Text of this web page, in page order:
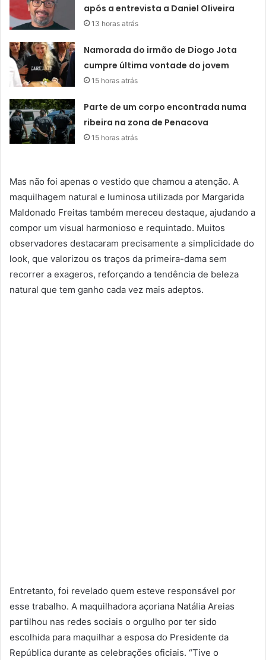
após a entrevista a Daniel Oliveira
13 horas atrás
Namorada do irmão de Diogo Jota
cumpre última vontade do jovem
15 horas atrás
Parte de um corpo encontrada numa
ribeira na zona de Penacova
15 horas atrás
Mas não foi apenas o vestido que chamou a atenção. A
maquilhagem natural e luminosa utilizada por Margarida
Maldonado Freitas também mereceu destaque, ajudando a
compor um visual harmonioso e requintado. Muitos
observadores destacaram precisamente a simplicidade do
look, que valorizou os traços da primeira-dama sem
recorrer a exageros, reforçando a tendência de beleza
natural que tem ganho cada vez mais adeptos.
Entretanto, foi revelado quem esteve responsável por
esse trabalho. A maquilhadora açoriana Natália Areias
partilhou nas redes sociais o orgulho por ter sido
escolhida para maquilhar a esposa do Presidente da
República durante as celebrações oficiais. “Tive o